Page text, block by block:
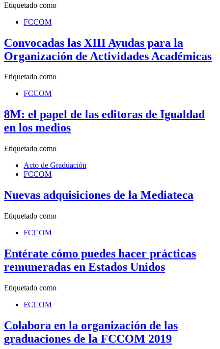
Etiquetado como
FCCOM
Convocadas las XIII Ayudas para la
Organización de Actividades Académicas
Etiquetado como
FCCOM
8M: el papel de las editoras de Igualdad
en los medios
Etiquetado como
Acto de Graduación
FCCOM
Nuevas adquisiciones de la Mediateca
Etiquetado como
FCCOM
Entérate cómo puedes hacer prácticas
remuneradas en Estados Unidos
Etiquetado como
FCCOM
Colabora en la organización de las
graduaciones de la FCCOM 2019